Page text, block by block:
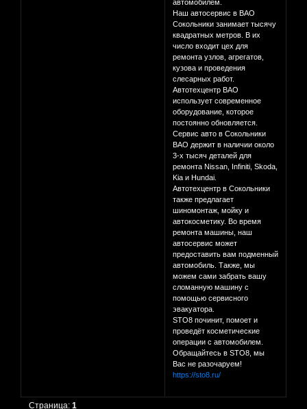
автомобилем.
Наш автосервис в ВАО
Сокольники занимает тысячу
квадратных метров. В их
число входит цех для
ремонта узлов, агрегатов,
кузова и проведения
слесарных работ.
Автотехцентр ВАО
использует современное
оборудование, которое
постоянно обновляется.
Сервис авто в Сокольники
ВАО держит в наличии около
3-х тысяч деталей для
ремонта Nissan, Infiniti, Skoda,
Kia и Hundai.
Автотехцентр в Сокольники
также предлагает
шиномонтаж, мойку и
автокосметику. Во время
ремонта машины, наш
автосервис может
предоставить вам подменный
автомобиль. Также, мы
можем сами забрать вашу
сломанную машину с
помощью сервисного
эвакуатора.
STO8 починит, помоет и
проведёт косметические
операции с автомобилем.
Обращайтесь в STO8, мы
Вас не разочаруем!
https://sto8.ru/
Страница:1